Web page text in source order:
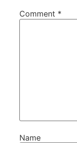
Comment *
Name